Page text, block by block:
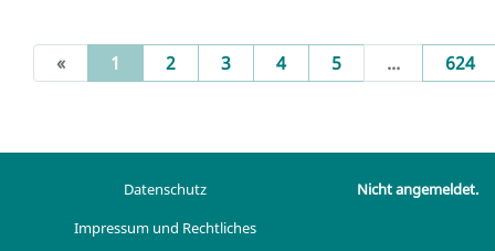
« 1 (current)
2 3 4 5 ... 624
Datenschutz
Impressum und Rechtliches
Nicht angemeldet.